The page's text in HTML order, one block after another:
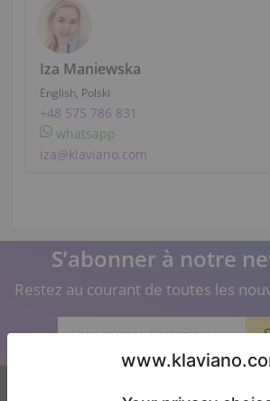
Iza Maniewska
English, Polski
+48 575 786 831
whatsapp
iza@klaviano.com
S’abonner à notre
Restez au courant de toutes les